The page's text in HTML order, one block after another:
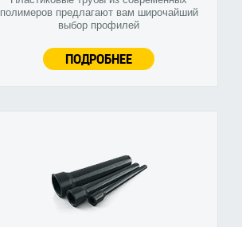
полимеров предлагают вам широчайший
выбор профилей
ПОДРОБНЕЕ